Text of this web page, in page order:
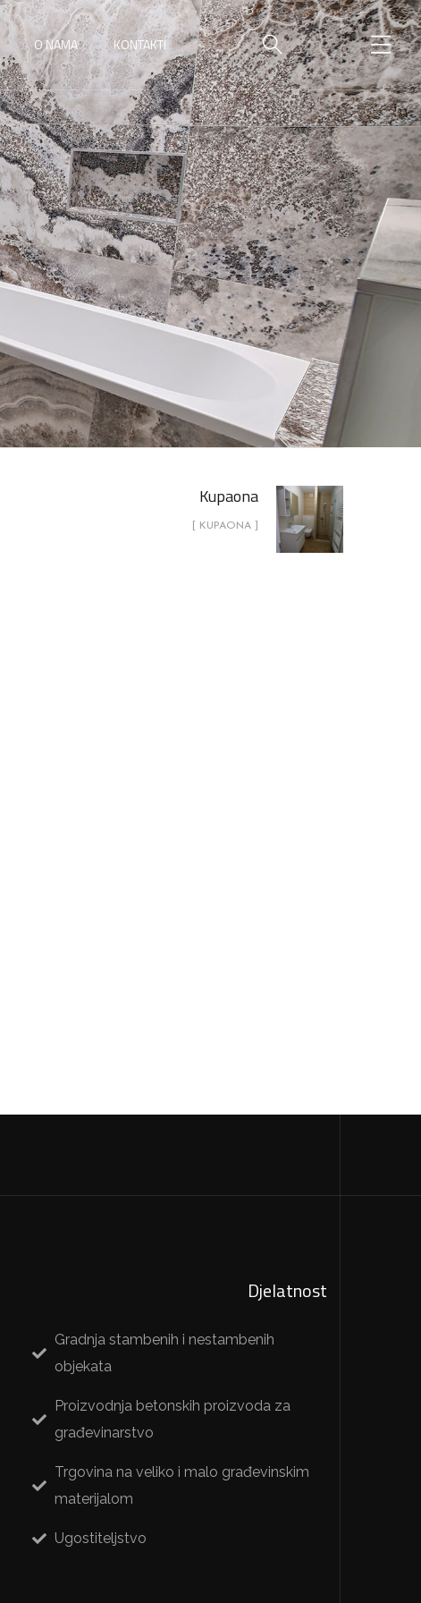
O NAMA KONTAKTI
Kupaona
[ KUPAONA ]
Djelatnost
Gradnja stambenih i nestambenih
objekata
Proizvodnja betonskih proizvoda za
građevinarstvo
Trgovina na veliko i malo građevinskim
materijalom
Ugostiteljstvo